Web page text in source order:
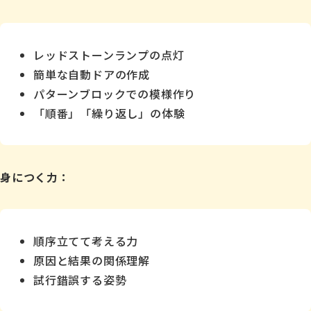
レッドストーンランプの点灯
簡単な自動ドアの作成
パターンブロックでの模様作り
「順番」「繰り返し」の体験
身につく力：
順序立てて考える力
原因と結果の関係理解
試行錯誤する姿勢